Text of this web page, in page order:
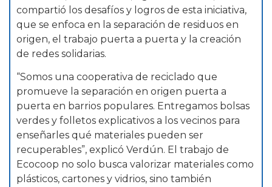
compartió los desafíos y logros de esta iniciativa,
que se enfoca en la separación de residuos en
origen, el trabajo puerta a puerta y la creación
de redes solidarias.
“Somos una cooperativa de reciclado que
promueve la separación en origen puerta a
puerta en barrios populares. Entregamos bolsas
verdes y folletos explicativos a los vecinos para
enseñarles qué materiales pueden ser
recuperables”, explicó Verdún. El trabajo de
Ecocoop no solo busca valorizar materiales como
plásticos, cartones y vidrios, sino también